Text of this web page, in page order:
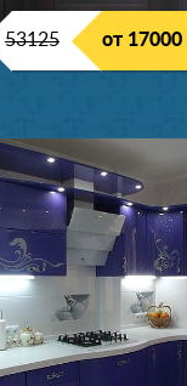
53125 от 17000